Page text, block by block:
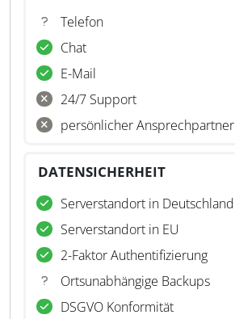
Telefon
Chat
E-Mail
24/7 Support
persönlicher Ansprechpartner
DATENSICHERHEIT
Serverstandort in Deutschland
Serverstandort in EU
2-Faktor Authentifizierung
Ortsunabhängige Backups
DSGVO Konformität